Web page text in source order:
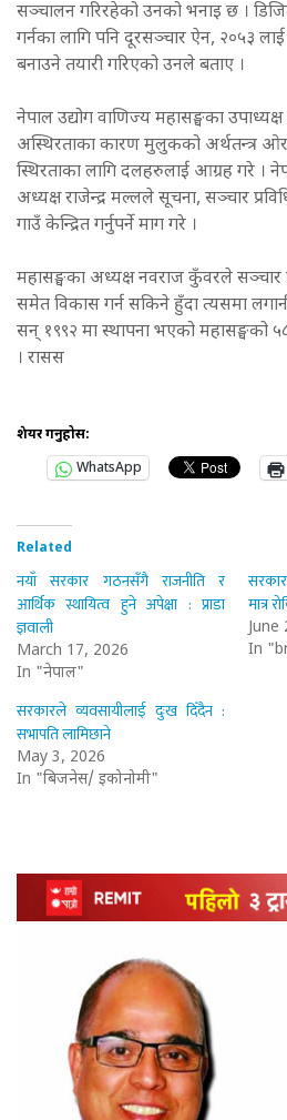
सञ्चालन गरिरहेको उनको भनाइ छ ।
गर्नका लागि पनि दूरसञ्चार ऐन, २०५३ लाई
बनाउने तयारी गरिएको उनले बताए ।
नेपाल उद्योग वाणिज्य महासङ्घका
अस्थिरताका कारण मुलुकको अर्थतन्त्र
स्थिरताका लागि दलहरुलाई आग्रह गरे ।
अध्यक्ष राजेन्द्र मल्लले सूचना, सञ्चार
गाउँ केन्द्रित गर्नुपर्ने माग गरे ।
महासङ्घका अध्यक्ष नवराज कुँवरले सञ्चार
समेत विकास गर्न सकिने हुँदा त्यसमा
सन् १९९२ मा स्थापना भएको महासङ्घको
। रासस
शेयर गर्नुहोस:
WhatsApp
Related
नयाँ सरकार गठनसँगै राजनीति र
आर्थिक स्थायित्व हुने अपेक्षा : प्राडा
ज्ञवाली
March 17, 2026
In "नेपाल"
मात्र
June
In
सरकारले व्यवसायीलाई दुःख दिँदैन :
सभापति लामिछाने
May 3, 2026
In "बिजनेस/ इकोनोमी"